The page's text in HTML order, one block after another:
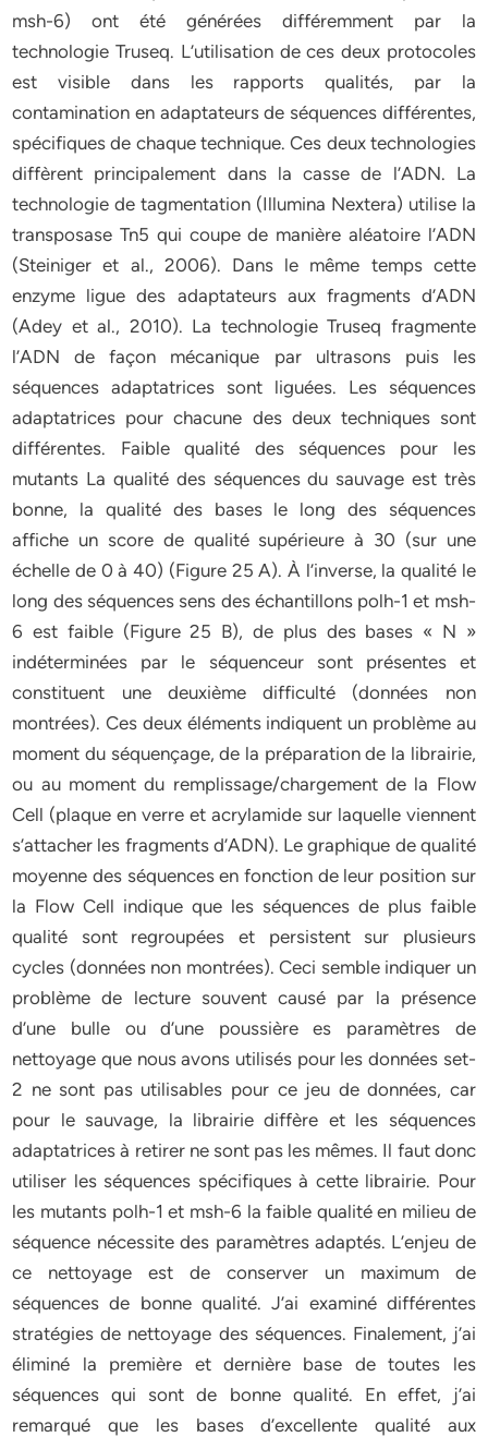
msh-6) ont été générées différemment par la
technologie Truseq. L’utilisation de ces deux protocoles
est visible dans les rapports qualités, par la
contamination en adaptateurs de séquences différentes,
spécifiques de chaque technique. Ces deux technologies
diffèrent principalement dans la casse de l’ADN. La
technologie de tagmentation (Illumina Nextera) utilise la
transposase Tn5 qui coupe de manière aléatoire l’ADN
(Steiniger et al., 2006). Dans le même temps cette
enzyme ligue des adaptateurs aux fragments d’ADN
(Adey et al., 2010). La technologie Truseq fragmente
l’ADN de façon mécanique par ultrasons puis les
séquences adaptatrices sont liguées. Les séquences
adaptatrices pour chacune des deux techniques sont
différentes. Faible qualité des séquences pour les
mutants La qualité des séquences du sauvage est très
bonne, la qualité des bases le long des séquences
affiche un score de qualité supérieure à 30 (sur une
échelle de 0 à 40) (Figure 25 A). À l’inverse, la qualité le
long des séquences sens des échantillons polh-1 et msh-
6 est faible (Figure 25 B), de plus des bases « N »
indéterminées par le séquenceur sont présentes et
constituent une deuxième difficulté (données non
montrées). Ces deux éléments indiquent un problème au
moment du séquençage, de la préparation de la librairie,
ou au moment du remplissage/chargement de la Flow
Cell (plaque en verre et acrylamide sur laquelle viennent
s’attacher les fragments d’ADN). Le graphique de qualité
moyenne des séquences en fonction de leur position sur
la Flow Cell indique que les séquences de plus faible
qualité sont regroupées et persistent sur plusieurs
cycles (données non montrées). Ceci semble indiquer un
problème de lecture souvent causé par la présence
d’une bulle ou d’une poussière es paramètres de
nettoyage que nous avons utilisés pour les données set-
2 ne sont pas utilisables pour ce jeu de données, car
pour le sauvage, la librairie diffère et les séquences
adaptatrices à retirer ne sont pas les mêmes. Il faut donc
utiliser les séquences spécifiques à cette librairie. Pour
les mutants polh-1 et msh-6 la faible qualité en milieu de
séquence nécessite des paramètres adaptés. L’enjeu de
ce nettoyage est de conserver un maximum de
séquences de bonne qualité. J’ai examiné différentes
stratégies de nettoyage des séquences. Finalement, j’ai
éliminé la première et dernière base de toutes les
séquences qui sont de bonne qualité. En effet, j’ai
remarqué que les bases d’excellente qualité aux